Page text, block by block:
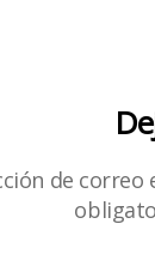
de correo